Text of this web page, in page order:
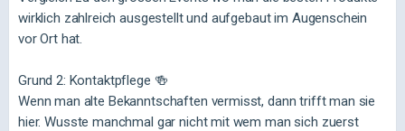
wirklich zahlreich ausgestellt und aufgebaut im Augenschein
vor Ort hat.
Grund 2: Kontaktpflege 🍻
Wenn man alte Bekanntschaften vermisst, dann trifft man sie
hier. Wusste manchmal gar nicht mit wem man sich zuerst